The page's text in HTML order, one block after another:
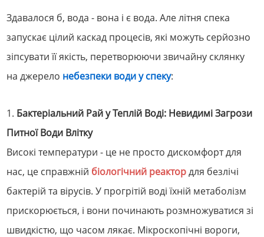
Здавалося б, вода - вона і є вода. Але літня спека
запускає цілий каскад процесів, які можуть серйозно
зіпсувати її якість, перетворюючи звичайну склянку
на джерело небезпеки води у спеку:
1. Бактеріальний Рай у Теплій Воді: Невидимі Загрози
Питної Води Влітку
Високі температури - це не просто дискомфорт для
нас, це справжній біологічний реактордля безлічі
бактерій та вірусів. У прогрітій воді їхній метаболізм
прискорюється, і вони починають розмножуватися зі
швидкістю, що часом лякає. Мікроскопічні вороги,